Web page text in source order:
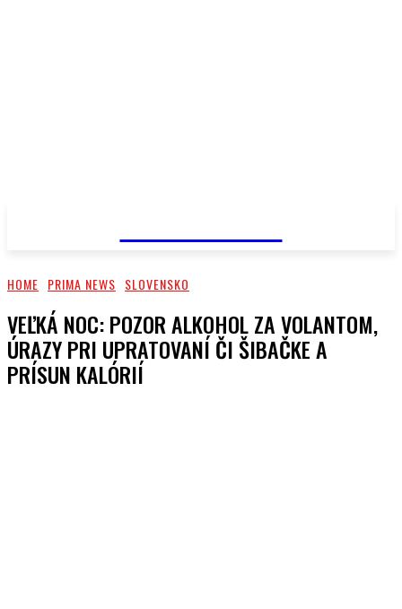
HOME PRIMA NEWS SLOVENSKO
VEĽKÁ NOC: POZOR ALKOHOL ZA VOLANTOM,
ÚRAZY PRI UPRATOVANÍ ČI ŠIBAČKE A
PRÍSUN KALÓRIÍ